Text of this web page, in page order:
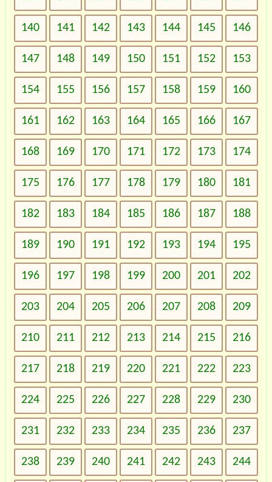
140 141 142 143 144 145 146
147 148 149 150 151 152 153
154 155 156 157 158 159 160
161 162 163 164 165 166 167
168 169 170 171 172 173 174
175 176 177 178 179 180 181
182 183 184 185 186 187 188
189 190 191 192 193 194 195
196 197 198 199 200 201 202
203 204 205 206 207 208 209
210 211 212 213 214 215 216
217 218 219 220 221 222 223
224 225 226 227 228 229 230
231 232 233 234 235 236 237
238 239 240 241 242 243 244